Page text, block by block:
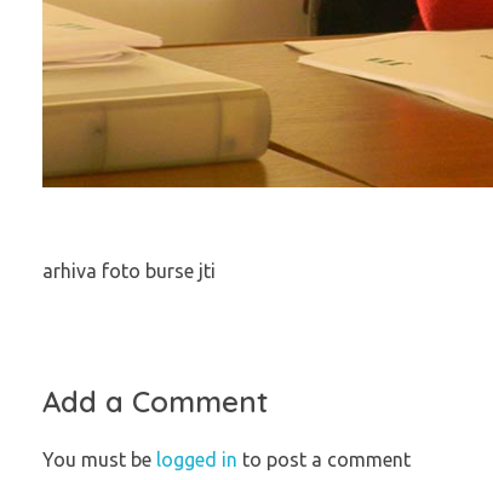
arhiva foto burse jti
Add a Comment
You must be logged in to post a comment